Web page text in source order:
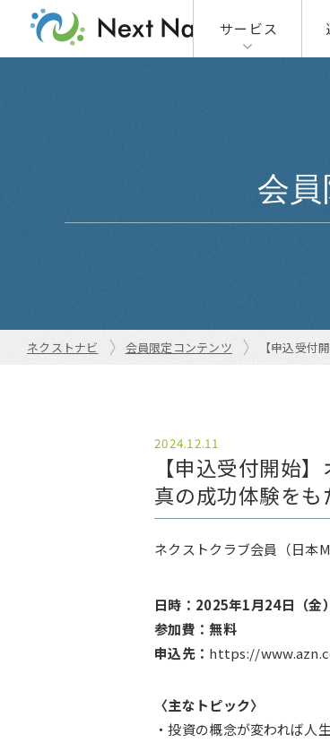
サービス
会
ネクストナビ 会員限定コンテンツ 【申込受付
2024.12.11
【申込受付開始
真の成功体験を
ネクストクラブ会員（日本
日時：2025年1月24日（
参加費：無料
申込先： https://
〈主なトピック〉
・投資の概念が変われば人